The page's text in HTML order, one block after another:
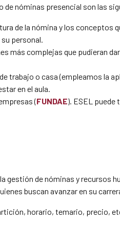
nóminas presencial son las
de la nómina y los conceptos
personal.
más complejas que pudieran
trabajo o casa (empleamos la
en el aula.
(FUNDAE). ESEL puede
gestión de nóminas y recursos
buscan avanzar en su
horario, temario, precio,